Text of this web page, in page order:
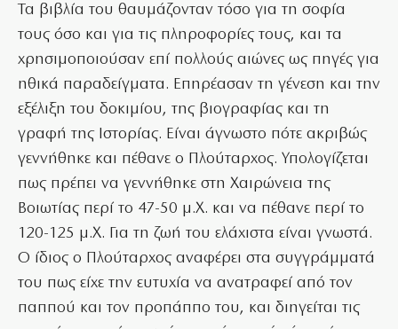
Τα βιβλία του θαυμάζονταν τόσο για τη σοφία
τους όσο και για τις πληροφορίες τους, και τα
χρησιμοποιούσαν επί πολλούς αιώνες ως πηγές για
ηθικά παραδείγματα. Επηρέασαν τη γένεση και την
εξέλιξη του δοκιμίου, της βιογραφίας και τη
γραφή της Ιστορίας. Είναι άγνωστο πότε ακριβώς
γεννήθηκε και πέθανε ο Πλούταρχος. Υπολογίζεται
πως πρέπει να γεννήθηκε στη Χαιρώνεια της
Βοιωτίας περί το 47-50 μ.Χ. και να πέθανε περί το
120-125 μ.Χ. Για τη ζωή του ελάχιστα είναι γνωστά.
Ο ίδιος ο Πλούταρχος αναφέρει στα συγγράμματά
του πως είχε την ευτυχία να ανατραφεί από τον
παππού και τον προπάππο του, και διηγείται τις